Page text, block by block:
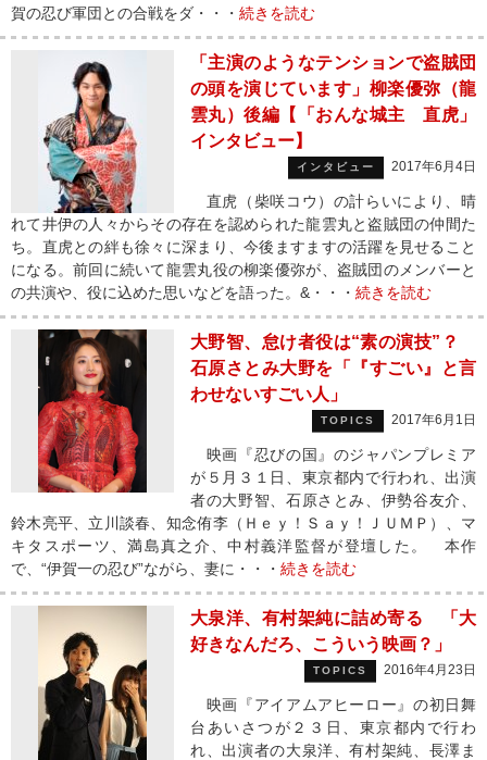
賀の忍び軍団との合戦をダ・・・ 続きを読む
「主演のようなテンションで盗賊団
の頭を演じています」柳楽優弥（龍
雲丸）後編【「おんな城主 直虎」
インタビュー】
インタビュー 2017年6月4日
直虎（柴咲コウ）の計らいにより、晴
れて井伊の人々からその存在を認められた龍雲丸と盗賊団の仲間た
ち。直虎との絆も徐々に深まり、今後ますますの活躍を見せること
になる。前回に続いて龍雲丸役の柳楽優弥が、盗賊団のメンバーと
の共演や、役に込めた思いなどを語った。&・・・ 続きを読む
大野智、怠け者役は“素の演技”？
石原さとみ大野を「『すごい』と言
わせないすごい人」
TOPICS 2017年6月1日
映画『忍びの国』のジャパンプレミア
が５月３１日、東京都内で行われ、出演
者の大野智、石原さとみ、伊勢谷友介、
鈴木亮平、立川談春、知念侑李（Ｈｅｙ！Ｓａｙ！ＪＵＭＰ）、マ
キタスポーツ、満島真之介、中村義洋監督が登壇した。 本作
で、“伊賀一の忍び”ながら、妻に・・・ 続きを読む
大泉洋、有村架純に詰め寄る 「大
好きなんだろ、こういう映画？」
TOPICS 2016年4月23日
映画『アイアムアヒーロー』の初日舞
台あいさつが２３日、東京都内で行わ
れ、出演者の大泉洋、有村架純、長澤ま